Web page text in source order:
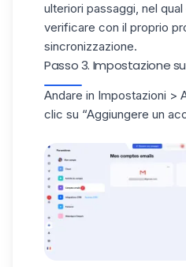
ulteriori passaggi, nel
verificare con il proprio
sincronizzazione.
Passo 3. Impostazione
Andare in Impostazioni >
clic su “Aggiungere un